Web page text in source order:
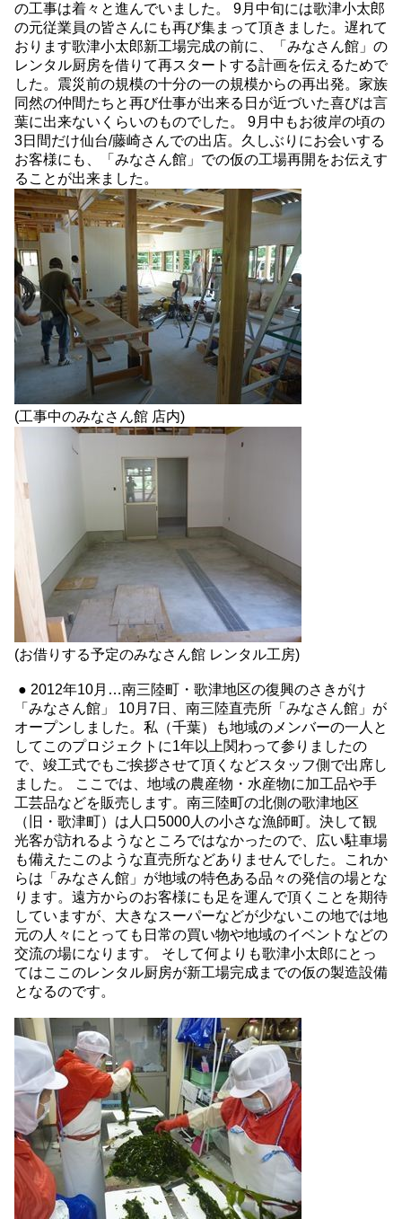
の工事は着々と進んでいました。 9月中旬には歌津小太郎
の元従業員の皆さんにも再び集まって頂きました。遅れて
おります歌津小太郎新工場完成の前に、「みなさん館」の
レンタル厨房を借りて再スタートする計画を伝えるためで
した。震災前の規模の十分の一の規模からの再出発。家族
同然の仲間たちと再び仕事が出来る日が近づいた喜びは言
葉に出来ないくらいのものでした。 9月中もお彼岸の頃の
3日間だけ仙台/藤崎さんでの出店。久しぶりにお会いする
お客様にも、「みなさん館」での仮の工場再開をお伝えす
ることが出来ました。
(工事中のみなさん館 店内)
(お借りする予定のみなさん館 レンタル工房)
● 2012年10月…南三陸町・歌津地区の復興のさきがけ
「みなさん館」 10月7日、南三陸直売所「みなさん館」が
オープンしました。私（千葉）も地域のメンバーの一人と
してこのプロジェクトに1年以上関わって参りましたの
で、竣工式でもご挨拶させて頂くなどスタッフ側で出席し
ました。 ここでは、地域の農産物・水産物に加工品や手
工芸品などを販売します。南三陸町の北側の歌津地区
（旧・歌津町）は人口5000人の小さな漁師町。決して観
光客が訪れるようなところではなかったので、広い駐車場
も備えたこのような直売所などありませんでした。これか
らは「みなさん館」が地域の特色ある品々の発信の場とな
ります。遠方からのお客様にも足を運んで頂くことを期待
していますが、大きなスーパーなどが少ないこの地では地
元の人々にとっても日常の買い物や地域のイベントなどの
交流の場になります。 そして何よりも歌津小太郎にとっ
てはここのレンタル厨房が新工場完成までの仮の製造設備
となるのです。